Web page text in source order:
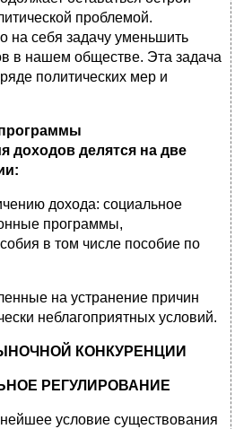
проблемой.
на себя задачу уменьшить
в нашем обществе. Эта задача
политических мер и
доходов делятся на две
дохода: социальное
программы,
в том числе пособие по
на устранение причин
неблагоприятных условий.
КОНКУРЕНЦИИ
РЕГУЛИРОВАНИЕ
условие существования